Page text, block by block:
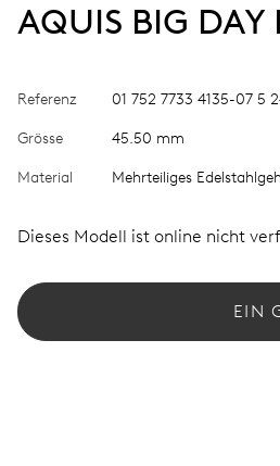
AQUIS BIG DAY
Referenz 01 752 7733 4135-07 5
Grösse 45.50 mm
Material Mehrteiliges
Dieses Modell ist online nicht
EIN